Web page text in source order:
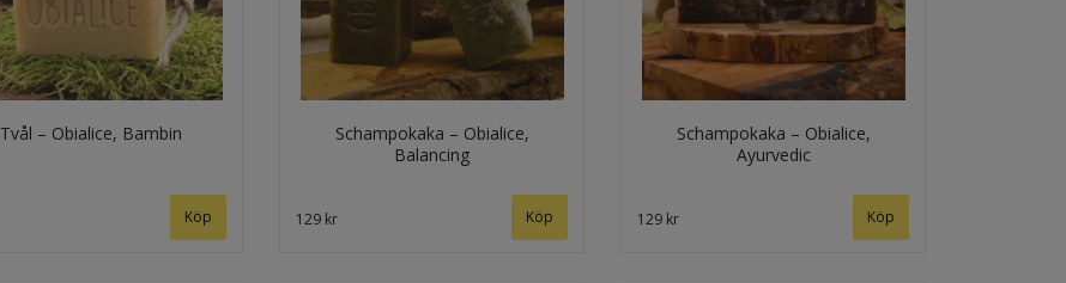
Tvål – Obialice, Bambin
Schampokaka – Obialice,
Balancing
129 kr
Schampokaka – Obialice,
Ayurvedic
129 kr